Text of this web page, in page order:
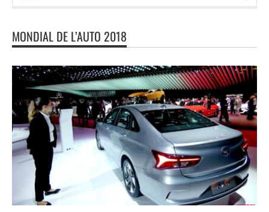
MONDIAL DE L’AUTO 2018